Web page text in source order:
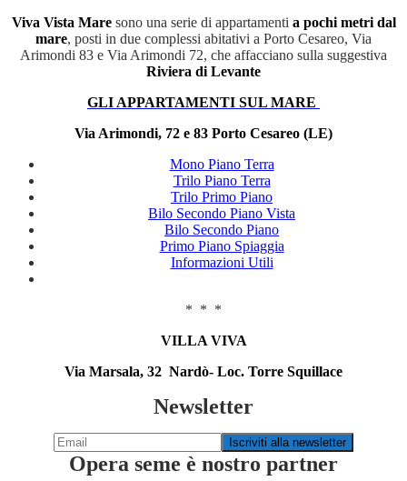
Viva Vista Maresono una serie di appartamenti a pochi metri dal
mare, posti in due complessi abitativi a Porto Cesareo, Via
Arimondi 83 e Via Arimondi 72, che affacciano sulla suggestiva
Riviera di Levante
GLI APPARTAMENTI SUL MARE
Via Arimondi, 72 e 83 Porto Cesareo (LE)
Mono Piano Terra
Trilo Piano Terra
Trilo Primo Piano
Bilo Secondo Piano Vista
Bilo Secondo Piano
Primo Piano Spiaggia
Informazioni Utili
* * *
VILLA VIVA
Via Marsala, 32 Nardò- Loc. Torre Squillace
Newsletter
Opera seme è nostro partner